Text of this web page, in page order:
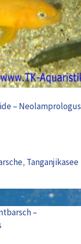
– Neolamprologus
, Tanganjikasee